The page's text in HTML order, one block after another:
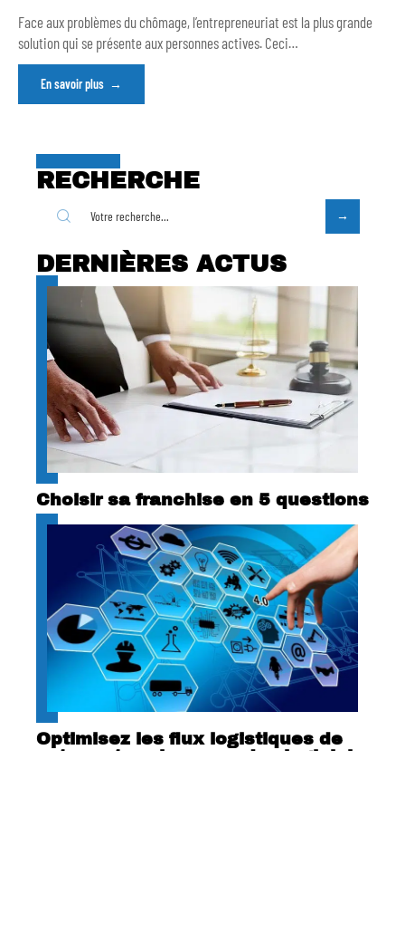
Face aux problèmes du chômage, l’entrepreneuriat est la plus grande
solution qui se présente aux personnes actives. Ceci…
En savoir plus
RECHERCHE
DERNIÈRES ACTUS
Choisir sa franchise en 5 questions
Optimisez les flux logistiques de
votre entreprise avec des logiciels